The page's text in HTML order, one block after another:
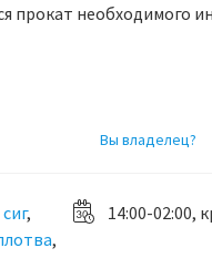
прокат необходимого
Вы владелец?
сиг,
,
14:00-02:00,